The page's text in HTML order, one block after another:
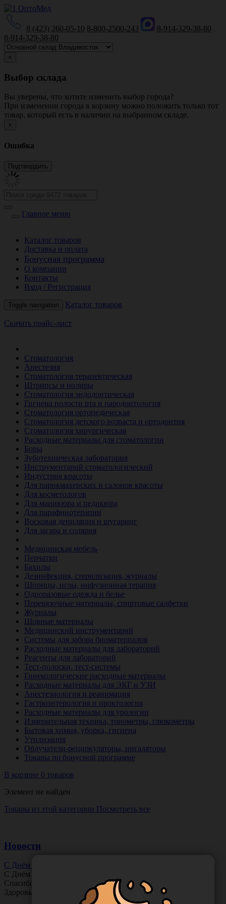
8 (423) 260-05-10 8-800-2500-243
8-914-329-38-80
8-914-329-38-80
×
Выбор склада
Вы уверены, что хотите изменить выбор города?
При изменении города в корзину можно положить только тот
товар, который есть в наличии на выбранном складе.
×
Ошибка
Главное меню
Каталог товаров
Доставка и оплата
Бонусная программа
О компании
Контакты
Вход / Регистрация
Toggle navigation Каталог товаров
Скачать прайс-лист
Стоматология
Анестезия
Стоматология терапевтическая
Штрипсы и полиры
Стоматология эндодонтическая
Гигиена полости рта и пародонтология
Стоматология ортопедическая
Стоматология детского возраста и ортодонтия
Стоматология хирургическая
Расходные материалы для стоматологии
Боры
Зуботехническая лаборатория
Инструментарий стоматологический
Индустрия красоты
Для парикмахерских и салонов красоты
Для косметологов
Для маникюра и педикюра
Для парафинотерапии
Восковая депиляция и шугаринг
Для загара и солярия
Медицинская мебель
Перчатки
Бахилы
Дезинфекция, стерилизация, журналы
Шприцы, иглы, инфузионная терапия
Одноразовые одежда и белье
Перевязочные материалы, спиртовые салфетки
Журналы
Шовные материалы
Медицинский инструментарий
Системы для забора биоматериалов
Расходные материалы для лабораторий
Реагенты для лабораторий
Тест-полоски, тест-системы
Гинекологические расходные материалы
Расходные материалы для ЭКГ и УЗИ
Анестезиология и реанимация
Гастроэнтерология и проктология
Расходные материалы для урологии
Измерительная техника, тонометры, глюкометры
Бытовая химия, уборка, гигиена
Утилизация
Облучатели-рециркуляторы, ингаляторы
Товары по бонусной программе
В корзине 0 товаров
Элемент не найден
Товары из этой категории Посмотреть все
Новости
С Днём Офтальмолога!
С Днём
Спасибо за ясное зрение и заботу о пациентах.
Здоровья вам и новых профессиональных побед!